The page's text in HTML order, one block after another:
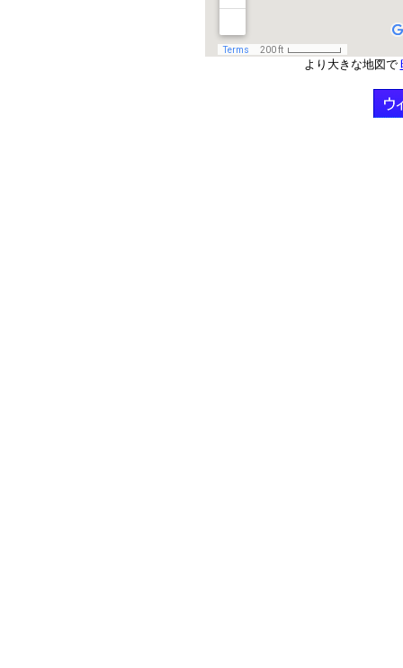
より大きな地図で